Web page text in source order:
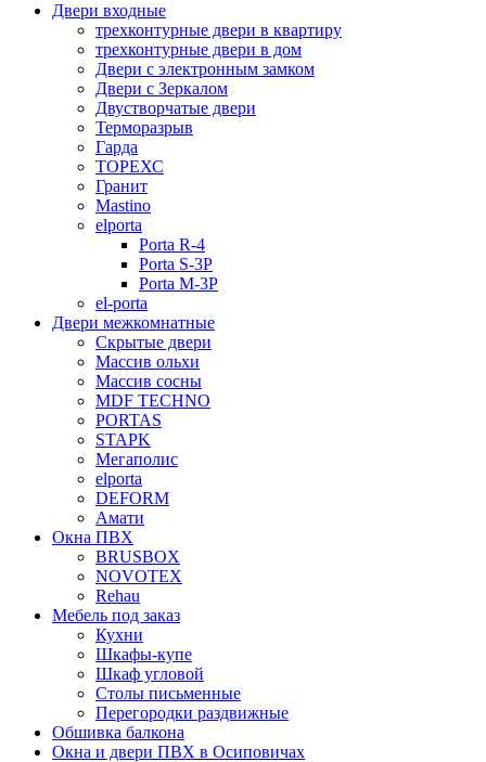
Двери входные
трехконтурные двери в квартиру
трехконтурные двери в дом
Двери с электронным замком
Двери с Зеркалом
Двустворчатые двери
Терморазрыв
Гарда
ТОРЕХС
Гранит
Mastino
elporta
Porta R-4
Porta S-3Р
Porta M-3P
el-porta
Двери межкомнатные
Скрытые двери
Массив ольхи
Массив сосны
MDF TECHNO
PORTAS
STAPK
Мегаполис
elporta
DEFORM
Амати
Окна ПВХ
BRUSBOX
NOVOTEX
Rehau
Мебель под заказ
Кухни
Шкафы-купе
Шкаф угловой
Столы письменные
Перегородки раздвижные
Обшивка балкона
Окна и двери ПВХ в Осиповичах